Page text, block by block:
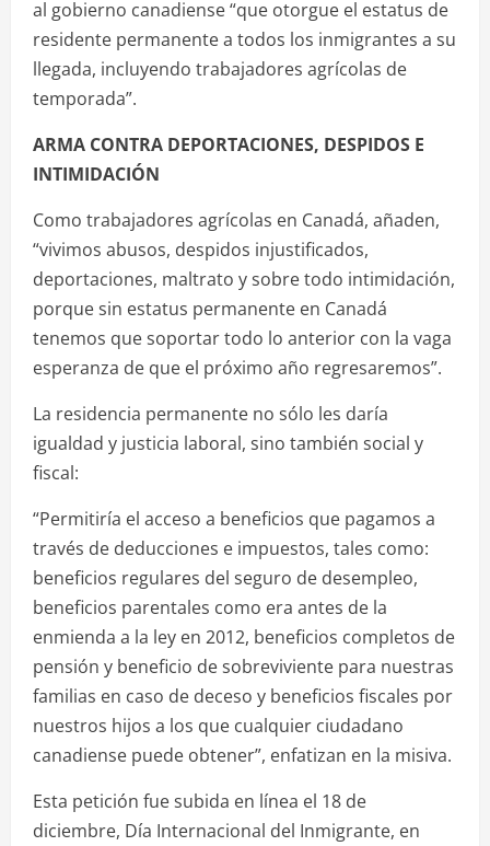
al gobierno canadiense “que otorgue el estatus de
residente permanente a todos los inmigrantes a su
llegada, incluyendo trabajadores agrícolas de
temporada”.
ARMA CONTRA DEPORTACIONES, DESPIDOS E
INTIMIDACIÓN
Como trabajadores agrícolas en Canadá, añaden,
“vivimos abusos, despidos injustificados,
deportaciones, maltrato y sobre todo intimidación,
porque sin estatus permanente en Canadá
tenemos que soportar todo lo anterior con la vaga
esperanza de que el próximo año regresaremos”.
La residencia permanente no sólo les daría
igualdad y justicia laboral, sino también social y
fiscal:
“Permitiría el acceso a beneficios que pagamos a
través de deducciones e impuestos, tales como:
beneficios regulares del seguro de desempleo,
beneficios parentales como era antes de la
enmienda a la ley en 2012, beneficios completos de
pensión y beneficio de sobreviviente para nuestras
familias en caso de deceso y beneficios fiscales por
nuestros hijos a los que cualquier ciudadano
canadiense puede obtener”, enfatizan en la misiva.
Esta petición fue subida en línea el 18 de
diciembre, Día Internacional del Inmigrante, en